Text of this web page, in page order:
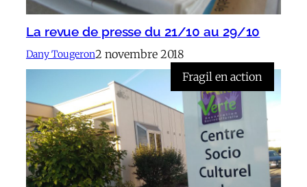
La revue de presse du 21/10 au 29/10
Dany Tougeron2 novembre 2018
Fragil en action